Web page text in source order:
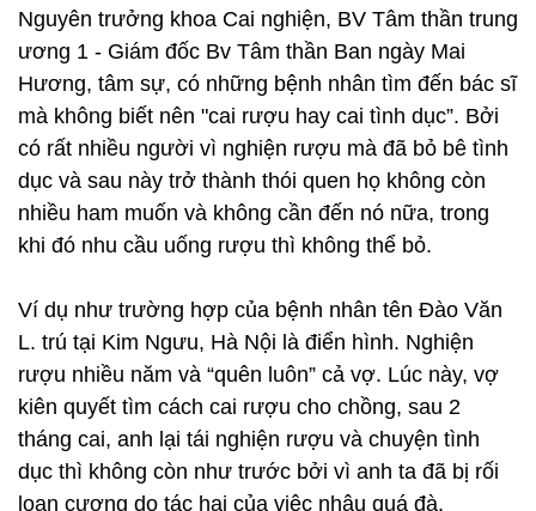
Nguyên trưởng khoa Cai nghiện, BV Tâm thần trung
ương 1 - Giám đốc Bv Tâm thần Ban ngày Mai
Hương, tâm sự, có những bệnh nhân tìm đến bác sĩ
mà không biết nên "cai rượu hay cai tình dục”. Bởi
có rất nhiều người vì nghiện rượu mà đã bỏ bê tình
dục và sau này trở thành thói quen họ không còn
nhiều ham muốn và không cần đến nó nữa, trong
khi đó nhu cầu uống rượu thì không thể bỏ.
Ví dụ như trường hợp của bệnh nhân tên Đào Văn
L. trú tại Kim Ngưu, Hà Nội là điển hình. Nghiện
rượu nhiều năm và “quên luôn” cả vợ. Lúc này, vợ
kiên quyết tìm cách cai rượu cho chồng, sau 2
tháng cai, anh lại tái nghiện rượu và chuyện tình
dục thì không còn như trước bởi vì anh ta đã bị rối
loạn cương do tác hại của việc nhậu quá đà.